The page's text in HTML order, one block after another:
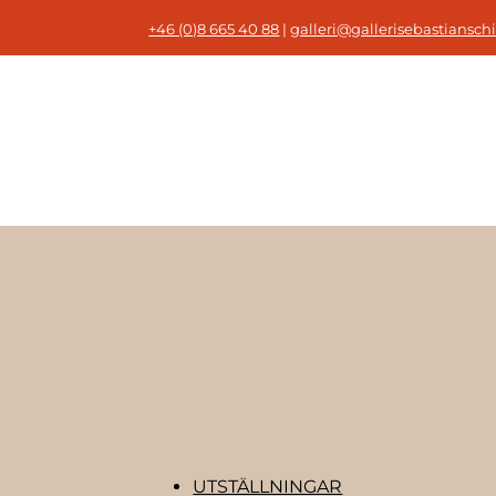
+46 (0)8 665 40 88 |
UTSTÄLLNINGAR